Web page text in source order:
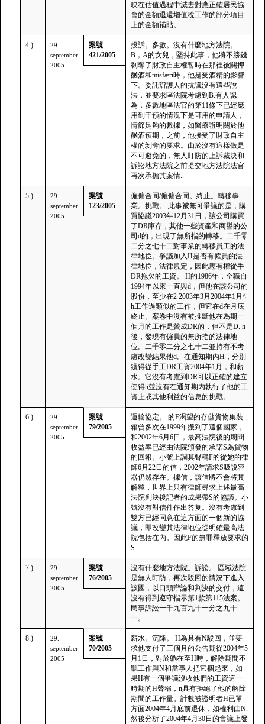
映在估值過程中減去對應正確居民協
會的金額退還增值稅工作的部分項目
上的金額補貼。
4.)
29.
september
2005
案號
421/2005
投訴。多數。沒有什麼地方法院。
B，A的女兒，堅持此事，他將不勝錢
剝奪了財政自主權暫時在那裡被關押
酗酒和misfæri時，他是受酒精的影響
下。委託辯護人的抗議沒有這些說
法，並要求區法院考慮到B.有人認
為，多數地區法官的第11條下已經應
用到干預的情況下是可用的申請人，
情節足夠的數據，如醫療證明關於他
酗酒預期，之前，他接受了財政自主
權的剝奪的要求。由於沒有這樣做是
不可避免的，無人盯防的上訴裁決和
訴訟地方法院之前提交地方法院法官
再次承擔其案情..
5.)
29.
september
2005
案號
123/2005
僱傭合同/僱傭合同。終止。轉移事
業。挑戰。 此事被無可爭議的是，購
買協議2003年12月31日，該公司購買
了DR庫存，其他一些資​​產和商譽的公
司d的，出現了無所指的轉移。二千零
二分之七十二對事業的轉移員工的法
律地位。爭議加入H是否有僱員的法
律地位，法律規定，因此應有權從手
DR拖欠的工資。 H的1986年，全職自
1994年以來一直與d，但他在該公司的
股份，至少在2 2003年3月2004年1月^
h工作過類似的工作，但它在d在月底
終止。案卷中沒有被推斷他在為期一
個月的工作是贊成DR的，但不是D. h
後，發現有僱員的無所指的法律地
位。二千零二分之七十二並持有不考
慮改變結果他d。在通知期內H，分別
獲得從手工DR工資2004年1月，和薪
水。它沒有考慮到DR可以正確的建立
使得h並沒有在通知期內執行了他的工
資上或其他利益的信息的挑戰。
6.)
29.
september
2005
案號
79/2005
運輸協定。 的F渴望的存儲貨物集裝
箱曾多次在1999年搬到了這個國家，
和2002年6月6日，最高法院後的期間
收益率已經由法院頒發的承諾S為貨物
的回報。小號上調其聲稱F的從她的律
師6月22日的信，2002年請求S吸說容
器仍然存在。據信，該信將不會將其
解釋，世界上只有律師尋求上述最高
法院判決後記者的成果帶S的協議。小
號沒有對信件作出答复。沒有考慮到
雙方已經同意在這方面的一個新的協
議，即改變其法律地位從明確最高法
院包括在內。因此F的無罪釋放要求的
S.
7.)
29.
september
2005
案號
76/2005
沒有什麼地方法院。訴訟。 區域法院
是無人盯防，再次駁回的情況下進入
該國，以口頭辯論和判決的交付，這
沒有得到遵守指示第1款第115法案。
民事訴訟一千九百九十一分之九十
一。
8.)
29.
september
2005
案號
70/2005
薪水。沉降。 H為具有N駁回，並要
求他支付了三個月的公告期從2004年5
月1日，對於躺在至H時，解除期間不
聽工作與N和當事人把它捆起來，如
果H有一個爭議沒收他們的工資這一
時期的H聲稱，n具有拒絕了他的解除
期間的工作量。計數被證明者H已單
方面2004年4月底前退休，如權利由N.
然後分析了2004年4月30日的會議上發